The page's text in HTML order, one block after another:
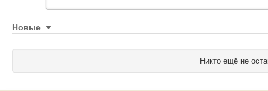
Новые
Никто ещё не